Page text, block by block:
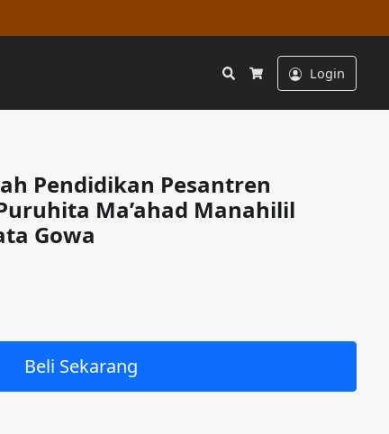
Search
Cart
Login
Pendidikan Pesantren
Ma’ahad Manahilil
Gowa
Beli Sekarang